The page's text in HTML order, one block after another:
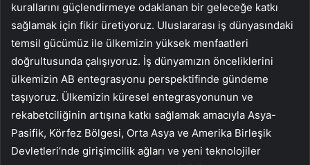
kurallarını güçlendirmeye odaklanan bir geleceğe katkı
sağlamak için fikir üretiyoruz. Uluslararası iş dünyasındaki
temsil gücümüz ile ülkemizin yüksek menfaatleri
doğrultusunda çalışıyoruz. İş dünyamızın önceliklerini
ülkemizin AB entegrasyonu perspektifinde gündeme
taşıyoruz. Ülkemizin küresel entegrasyonunun ve
rekabetciliğinin artışına katkı sağlamak amacıyla Asya-
Pasifik, Körfez Bölgesi, Orta Asya ve Amerika Birleşik
Devletleri’nde girişimcilik ağları ve yeni teknolojiler